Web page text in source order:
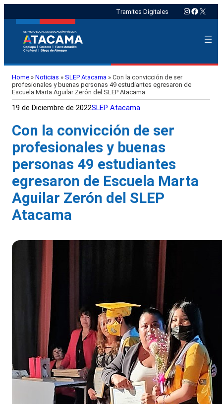
Tramites Digitales Instagram
X
Home » Noticias » SLEP Atacama » Con la convicción de ser
profesionales y buenas personas 49 estudiantes egresaron de
Escuela Marta Aguilar Zerón del SLEP Atacama
19 de Diciembre de 2022SLEP Atacama
Con la convicción de ser
profesionales y buenas
personas 49 estudiantes
egresaron de Escuela Marta
Aguilar Zerón del SLEP
Atacama